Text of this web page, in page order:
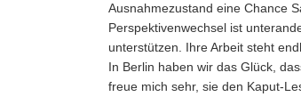
Ausnahmezustand eine Chance
Perspektivenwechsel ist
unterstützen. Ihre Arbeit steht
In Berlin haben wir das Glück,
freue mich sehr, sie den Kaput-